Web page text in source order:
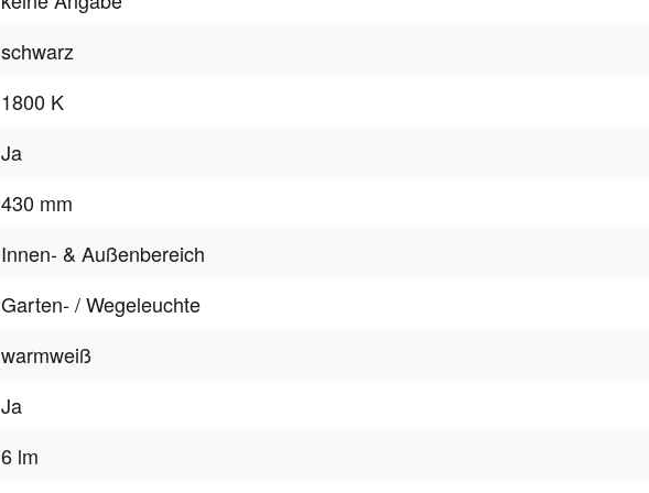
schwarz
1800 K
Ja
430 mm
Innen- & Außenbereich
Garten- / Wegeleuchte
warmweiß
Ja
6 lm